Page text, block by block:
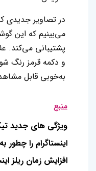
در تصاویر جدیدی
و دکمه قرمز رنگ
به‌خوبی قابل
منبع
ویژگی های جدید
اینستاگرام را
افزایش زمان ریلز